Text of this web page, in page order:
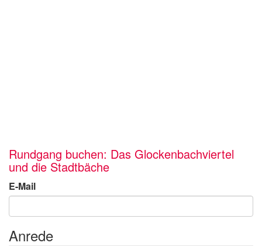
Rundgang buchen: Das Glockenbachviertel
und die Stadtbäche
E-Mail
Anrede